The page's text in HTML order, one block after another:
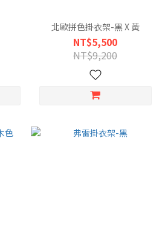
北歐拼色掛衣架-黑 X 黃
NT$5,500
NT$9,200